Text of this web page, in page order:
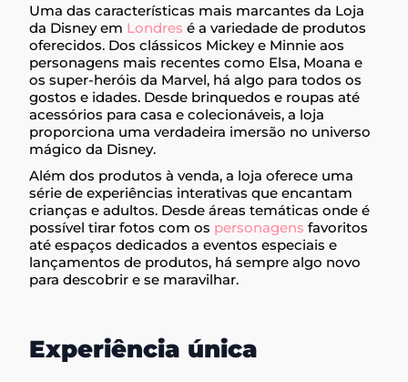
Uma das características mais marcantes da Loja
da Disney em Londres é a variedade de produtos
oferecidos. Dos clássicos Mickey e Minnie aos
personagens mais recentes como Elsa, Moana e
os super-heróis da Marvel, há algo para todos os
gostos e idades. Desde brinquedos e roupas até
acessórios para casa e colecionáveis, a loja
proporciona uma verdadeira imersão no universo
mágico da Disney.
Além dos produtos à venda, a loja oferece uma
série de experiências interativas que encantam
crianças e adultos. Desde áreas temáticas onde é
possível tirar fotos com os personagens favoritos
até espaços dedicados a eventos especiais e
lançamentos de produtos, há sempre algo novo
para descobrir e se maravilhar.
Experiência única